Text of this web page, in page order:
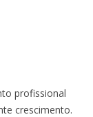
profissional
crescimento.